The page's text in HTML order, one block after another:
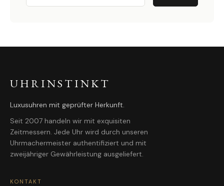
UHRINSTINKT
Luxusuhren mit geprüfter Herkunft.
Seit 2007 handeln wir mit exquisiten
Zeitmessern. Jede Uhr wird durch unseren
Uhrmachermeister authentifiziert und mit
zweijähriger Gewährleistung ausgeliefert.
KONTAKT